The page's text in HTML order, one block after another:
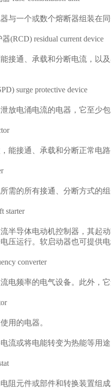
一个或数个熔断器组装在同一
residual current device
、承载和分断电流，
surge protective device
涌电流的电器，它至少包
接通、承载和分断正常电
所有接通、分断方式的组合电
体电动机控制器，其起
运行。软启动器也可提供
converter
率的电气设备。此外，它
电器。
或将电能转变为热能等用途
元件或部件和转换装置组成的